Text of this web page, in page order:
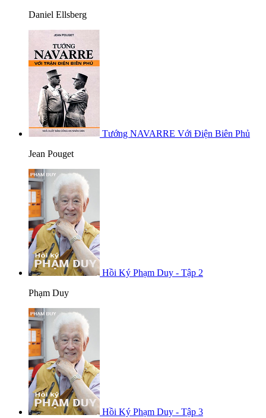
Daniel Ellsberg
Tướng NAVARRE Với Điện Biên Phủ
Jean Pouget
Hồi Ký Phạm Duy - Tập 2
Phạm Duy
Hồi Ký Phạm Duy - Tập 3